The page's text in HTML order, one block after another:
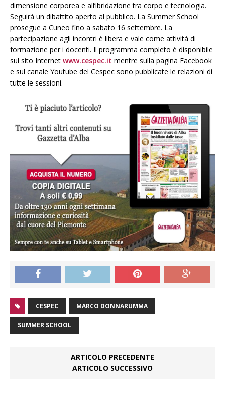
dimensione corporea e all’ibridazione tra corpo e tecnologia.
Seguirà un dibattito aperto al pubblico. La Summer School
prosegue a Cuneo fino a sabato 16 settembre. La
partecipazione agli incontri è libera e vale come attività di
formazione per i docenti. Il programma completo è disponibile
sul sito Internet www.cespec.it mentre sulla pagina Facebook
e sul canale Youtube del Cespec sono pubblicate le relazioni di
tutte le sessioni.
CESPEC MARCO DONNARUMMA
SUMMER SCHOOL
ARTICOLO PRECEDENTE
ARTICOLO SUCCESSIVO